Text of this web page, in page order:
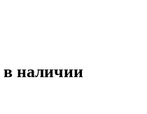
в наличии